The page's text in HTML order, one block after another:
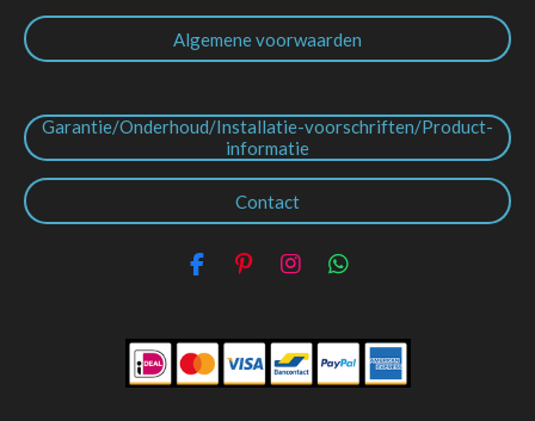
Algemene voorwaarden
Garantie/Onderhoud/Installatie-voorschriften/Product-
informatie
Contact
F
e
b
o
P
t
e
r
I
t
a
g
W
t
s
A